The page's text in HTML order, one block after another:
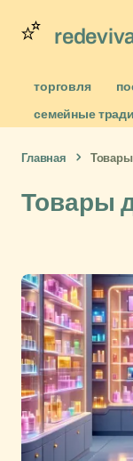
торговля
семейные
Главная
Товары